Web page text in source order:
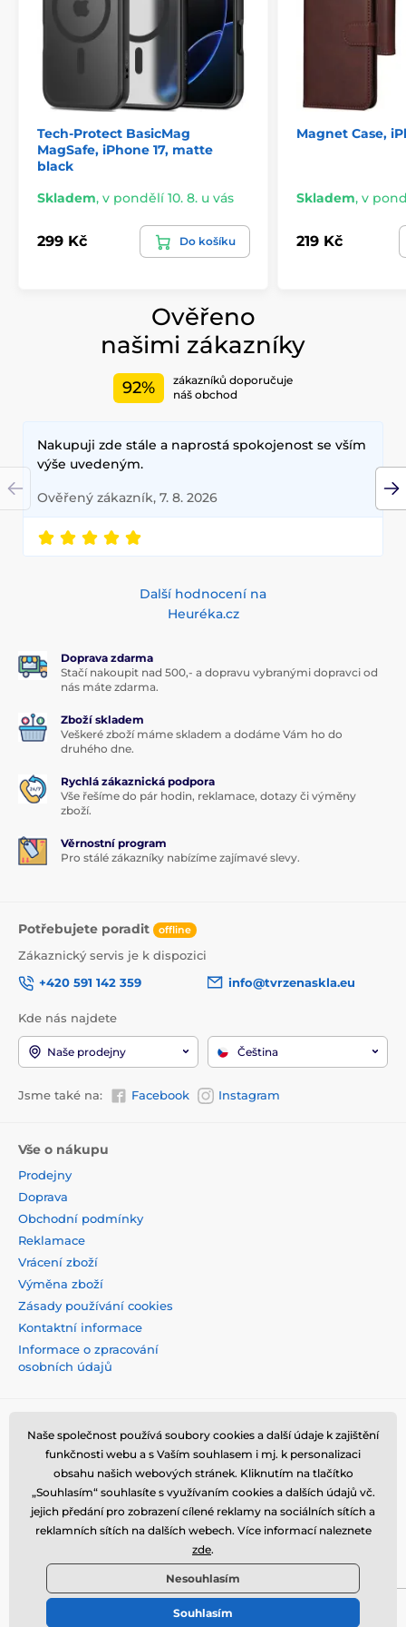
Poloprůhledná zadní strana propouští světlo tak, aby
decentně odhalila logo telefonu – bez ztráty soukromí
a s maximálním vizuálním efektem.
Tech-Protect BasicMag
MagSafe, iPhone 17, matte
black
Skladem, v pondělí 10. 8. u vás
299 Kč Do košíku
Magnet Case,
Skladem, v
219 Kč
Ověřeno
našimi zákazníky
92%
zákazníků doporučuje
náš obchod
Nakupuji zde stále a naprostá spokojenost se vším
výše uvedeným.
Ověřený zákazník, 7. 8. 2026
Další hodnocení na
Heuréka.cz
Doprava zdarma
Stačí nakoupit nad 500,- a dopravu vybranými dopravci od
nás máte zdarma.
Zboží skladem
Veškeré zboží máme skladem a dodáme Vám ho do
druhého dne.
Rychlá zákaznická podpora
Vše řešíme do pár hodin, reklamace, dotazy či výměny
zboží.
Věrnostní program
Pro stálé zákazníky nabízíme zajímavé slevy.
Potřebujete poradit offline
Zákaznický servis je k dispozici
+420 591 142 359
info@tvrzenaskla.eu
Kde nás najdete
Naše prodejny Čeština
Jsme také na: Facebook Instagram
Vše o nákupu
Prodejny
Doprava
Obchodní podmínky
Reklamace
Vrácení zboží
Výměna zboží
Zásady používání cookies
Kontaktní informace
Informace o zpracování
osobních údajů
© 2026 tvrzenaskla.eu ⦁ E-shop vytvořila
Naše společnost používá soubory cookies a další údaje k zajištění
funkčnosti webu a s Vaším souhlasem i mj. k personalizaci
obsahu našich webových stránek. Kliknutím na tlačítko
„Souhlasím“ souhlasíte s využívaním cookies a dalších údajů vč.
jejich předání pro zobrazení cílené reklamy na sociálních sítích a
reklamních sítích na dalších webech. Více informací naleznete
zde.
Nesouhlasím
Souhlasím